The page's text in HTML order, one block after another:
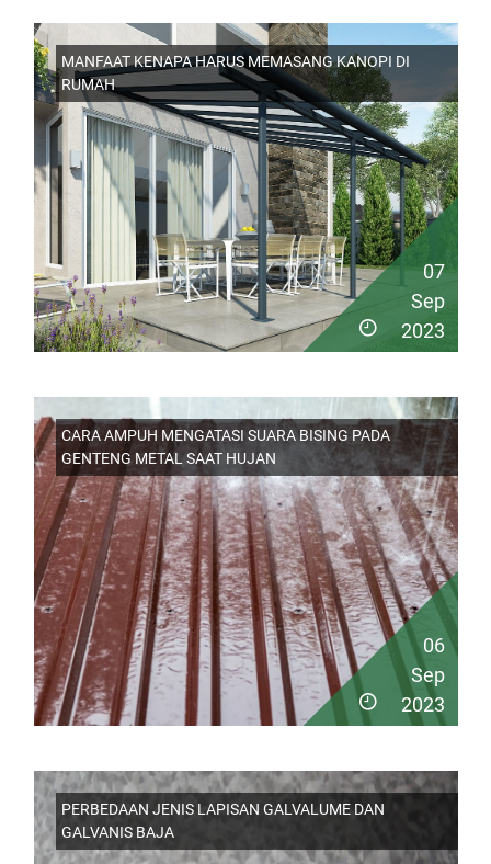
MANFAAT KENAPA HARUS MEMASANG KANOPI DI
RUMAH
07
Sep
2023
CARA AMPUH MENGATASI SUARA BISING PADA
GENTENG METAL SAAT HUJAN
06
Sep
2023
PERBEDAAN JENIS LAPISAN GALVALUME DAN
GALVANIS BAJA